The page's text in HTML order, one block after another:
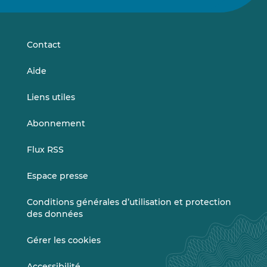
sursur
Contact
Aide
Liens utiles
Abonnement
Flux RSS
Espace presse
Conditions générales d’utilisation et protection
des données
Gérer les cookies